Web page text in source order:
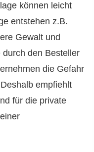
können leicht
entstehen z.B.
Gewalt und
den Besteller
die Gefahr
empfiehlt
für die private